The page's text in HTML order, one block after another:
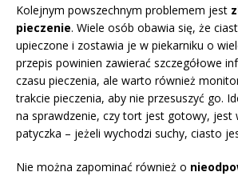
Kolejnym powszechnym problemem jest
pieczenie. Wiele osób obawia się, że
upieczone i zostawia je w piekarniku o
przepis powinien zawierać szczegółowe
czasu pieczenia, ale warto również
trakcie pieczenia, aby nie przesuszyć go.
na sprawdzenie, czy tort jest gotowy, jest
patyczka – jeżeli wychodzi suchy, ciasto
Nie można zapominać również o